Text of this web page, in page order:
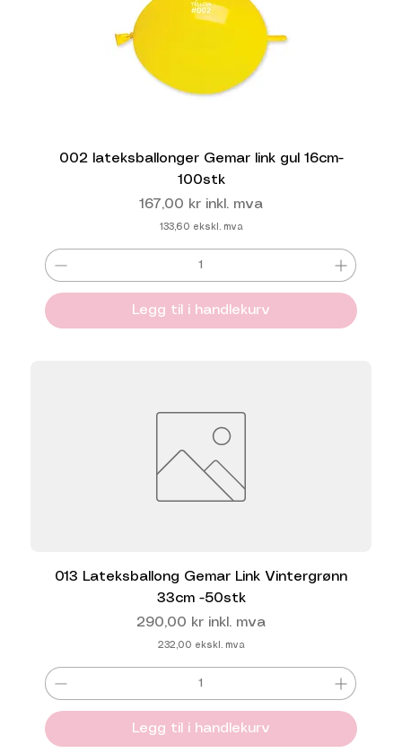
002 lateksballonger Gemar link gul 16cm-
100stk
Pris
167,00 kr inkl. mva
133,60 ekskl. mva
Legg til i handlekurv
013 Lateksballong Gemar Link Vintergrønn
33cm -50stk
Pris
290,00 kr inkl. mva
232,00 ekskl. mva
Legg til i handlekurv